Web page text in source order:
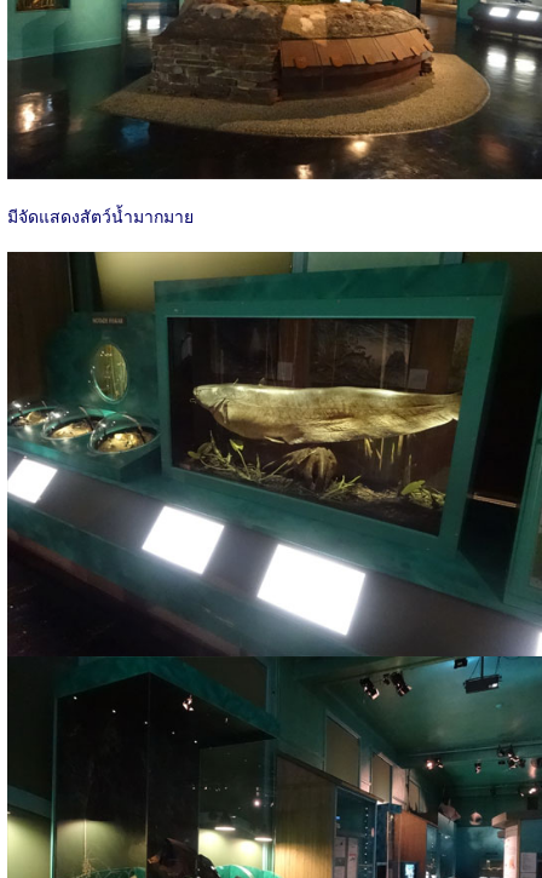
มีจัดแสดงสัตว์น้ำมากมาย